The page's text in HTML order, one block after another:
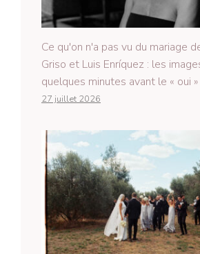
Ce qu'on n'a pas vu du mariage
Griso et Luis Enríquez : les
quelques minutes avant le « oui »
27 juillet 2026